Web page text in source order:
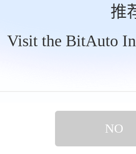
推
Visit the BitAuto
NO
好车。 途胜 2025款 途胜
购车时间 2025-08-
太小，而且也开了9年多了，所以最近